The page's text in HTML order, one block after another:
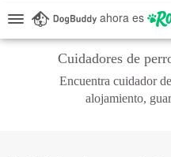
ahora es
Cuidadores de
Encuentra cuidador
alojamiento,